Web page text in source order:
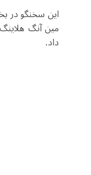
این سخنگو در
داد.